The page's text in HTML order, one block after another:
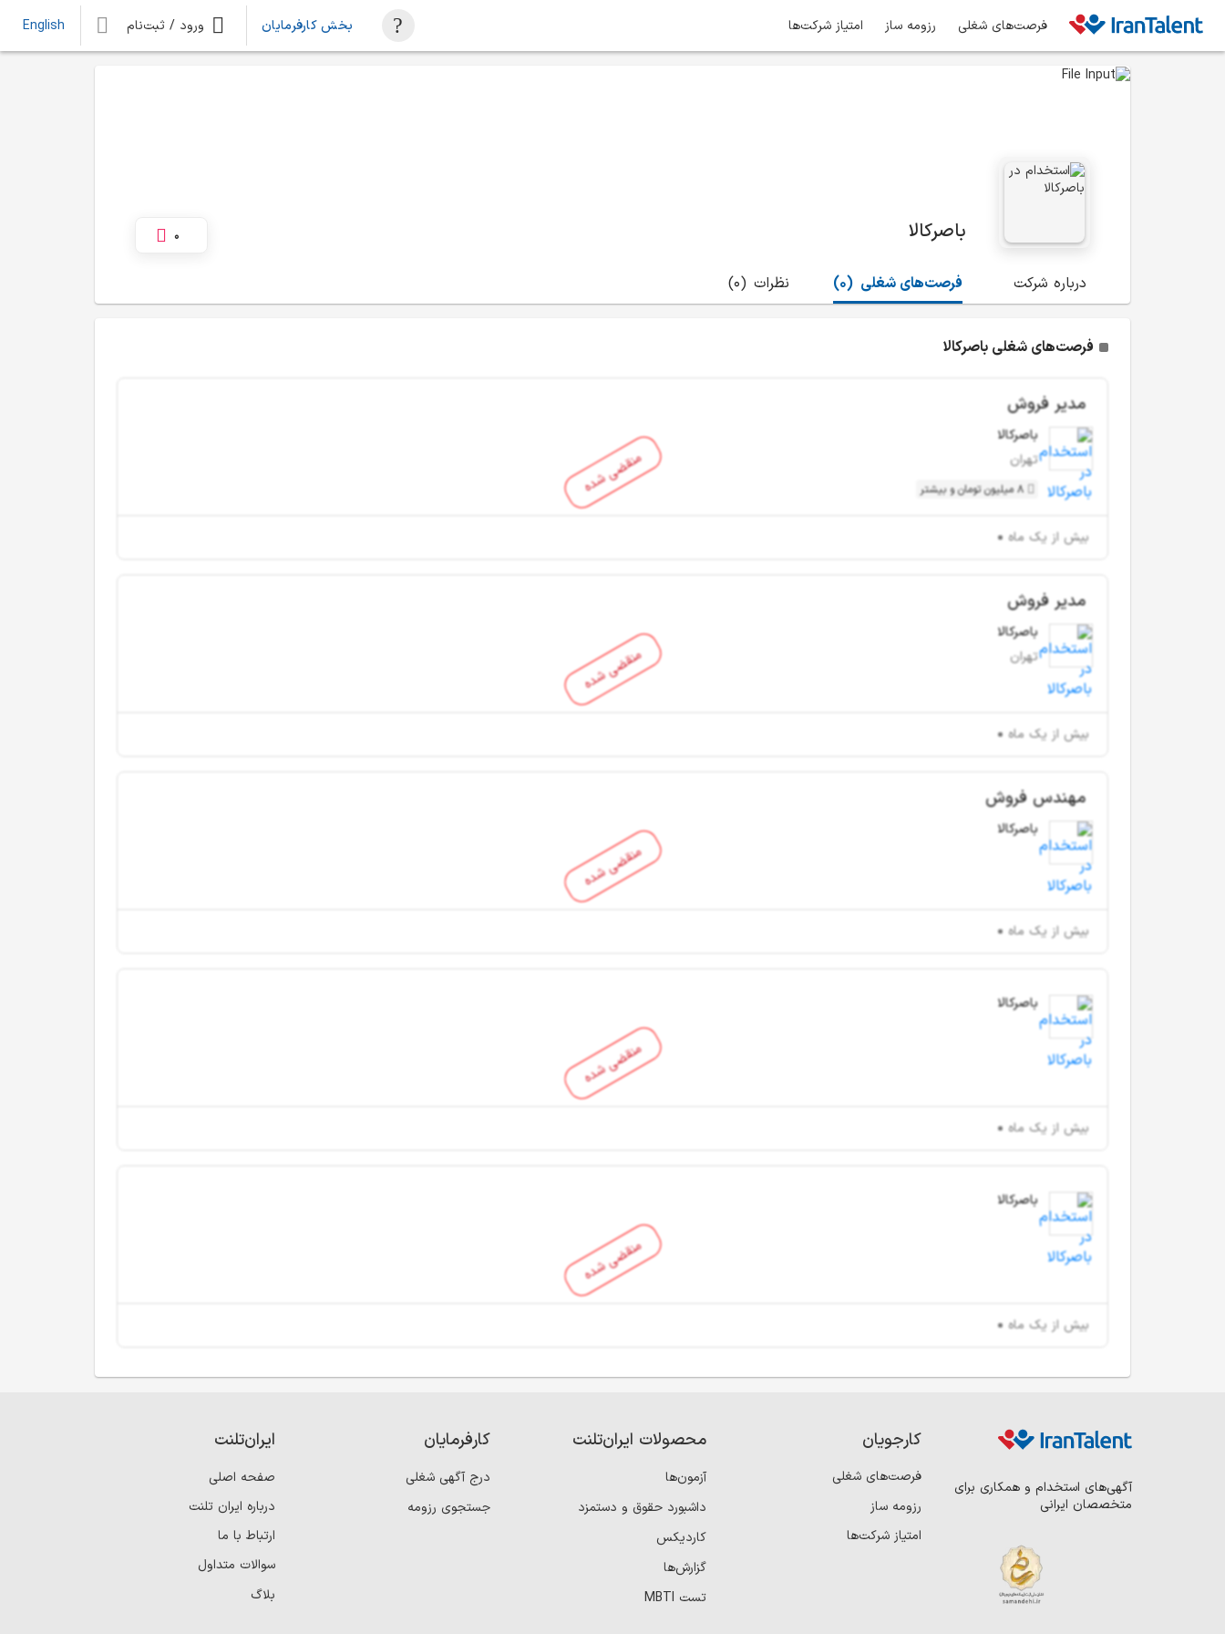
فرصت‌های شغلی رزومه ساز امتیاز شرکت‌ها بخش کارفرمایان ورود / ثبت‌نام English
باصرکالا 0
درباره شرکت (0) فرصت‌های شغلی (0) نظرات
فرصت‌های شغلی باصرکالا
منقضی شده
مدیر فروش
باصرکالا
تهران
8 میلیون تومان و بیشتر
بیش از یک ماه
منقضی شده
مدیر فروش
باصرکالا
تهران
بیش از یک ماه
منقضی شده
مهندس فروش
باصرکالا
بیش از یک ماه
منقضی شده
باصرکالا
بیش از یک ماه
منقضی شده
باصرکالا
بیش از یک ماه
آگهی‌های استخدام و همکاری برای
متخصصان ایرانی
کارجویان
فرصت‌های شغلی
رزومه ساز
امتیاز شرکت‌ها
محصولات ایران‌تلنت
آزمون‌ها
داشبورد حقوق و دستمزد
کاردیکس
گزارش‌ها
تست MBTI
کارفرمایان
درج آگهی شغلی
جستجوی رزومه
ایران‌تلنت
صفحه اصلی
درباره ایران تلنت
ارتباط با ما
سوالات متداول
بلاگ